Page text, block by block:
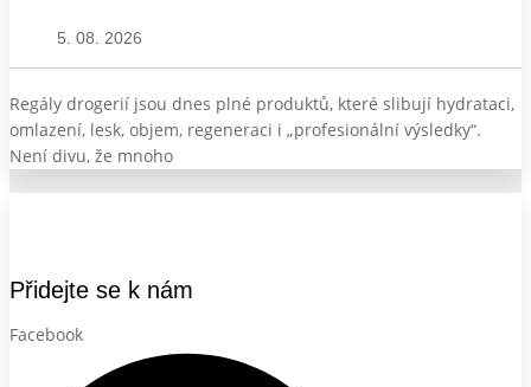
5. 08. 2026
Regály drogerií jsou dnes plné produktů, které slibují hydrataci,
omlazení, lesk, objem, regeneraci i „profesionální výsledky“.
Není divu, že mnoho
Přidejte se k nám
Facebook